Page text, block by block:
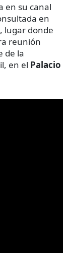
en su canal
en
, lugar donde
reunión
de la
en el Palacio